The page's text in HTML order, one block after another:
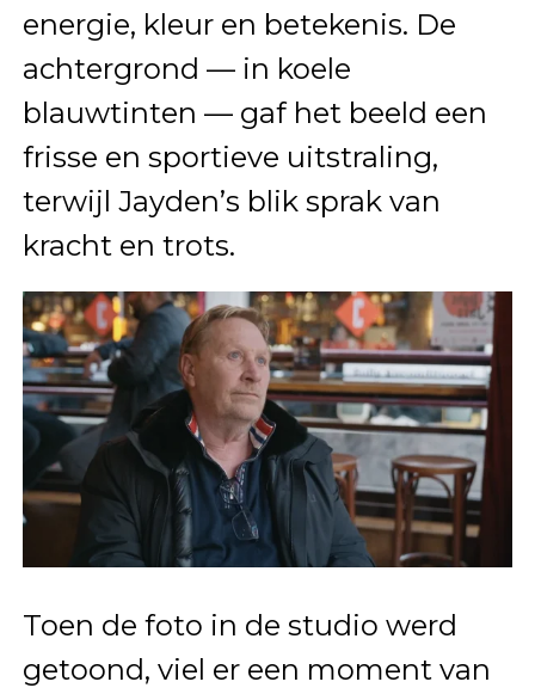
energie, kleur en betekenis. De
achtergrond — in koele
blauwtinten — gaf het beeld een
frisse en sportieve uitstraling,
terwijl Jayden’s blik sprak van
kracht en trots.
Toen de foto in de studio werd
getoond, viel er een moment van